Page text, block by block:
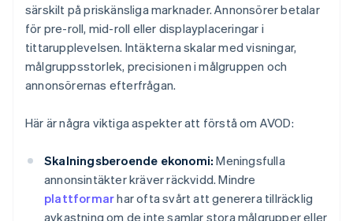
särskilt på priskänsliga marknader. Annonsörer betalar
för pre-roll, mid-roll eller displayplaceringar i
tittarupplevelsen. Intäkterna skalar med visningar,
målgruppsstorlek, precisionen i målgruppen och
annonsörernas efterfrågan.
Här är några viktiga aspekter att förstå om AVOD:
Skalningsberoende ekonomi: Meningsfulla
annonsintäkter kräver räckvidd. Mindre
plattformarhar ofta svårt att generera tillräcklig
avkastning om de inte samlar stora målgrupper eller